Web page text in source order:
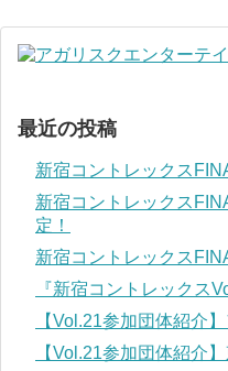
最近の投稿
新宿コントレックス
新宿コントレックス
定！
新宿コントレックス
『新宿コントレックス
【Vol.21参加団体紹介
【Vol.21参加団体紹介